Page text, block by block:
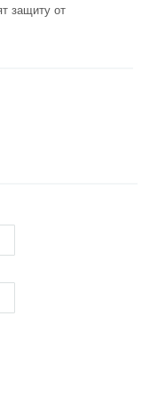
защиту от